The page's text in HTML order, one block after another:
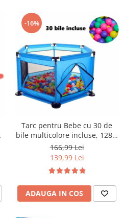
-16%
Tarc pentru Bebe cu 30 de
bile multicolore incluse, 128 x
113 x 65 cm, albastru
166,99 Lei
139,99 Lei
ADAUGA IN COS